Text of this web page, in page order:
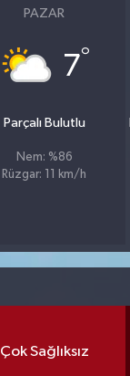
PAZAR
7°
Parçalı Bulutlu
Nem: %86
Rüzgar: 11 km/h
Çok Sağlıksız